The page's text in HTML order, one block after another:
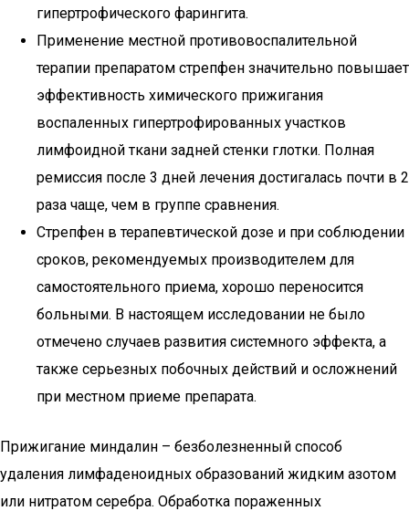
гипертрофического фарингита.
Применение местной противовоспалительной
терапии препаратом стрепфен значительно повышает
эффективность химического прижигания
воспаленных гипертрофированных участков
лимфоидной ткани задней стенки глотки. Полная
ремиссия после 3 дней лечения достигалась почти в 2
раза чаще, чем в группе сравнения.
Стрепфен в терапевтической дозе и при соблюдении
сроков, рекомендуемых производителем для
самостоятельного приема, хорошо переносится
больными. В настоящем исследовании не было
отмечено случаев развития системного эффекта, а
также серьезных побочных действий и осложнений
при местном приеме препарата.
Прижигание миндалин – безболезненный способ
удаления лимфаденоидных образований жидким азотом
или нитратом серебра. Обработка пораженных